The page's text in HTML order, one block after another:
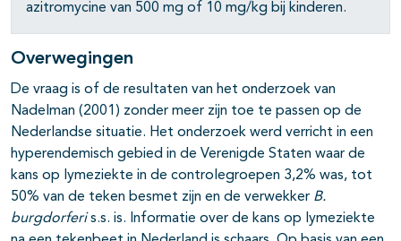
azitromycine van 500 mg of 10 mg/kg bij kinderen.
Overwegingen
De vraag is of de resultaten van het onderzoek van
Nadelman (2001) zonder meer zijn toe te passen op de
Nederlandse situatie. Het onderzoek werd verricht in een
hyperendemisch gebied in de Verenigde Staten waar de
kans op lymeziekte in de controlegroepen 3,2% was, tot
50% van de teken besmet zijn en de verwekker B.
burgdorferis.s. is. Informatie over de kans op lymeziekte